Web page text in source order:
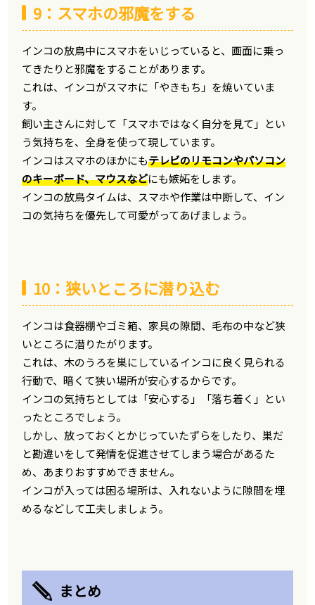
9：スマホの邪魔をする
インコの放鳥中にスマホをいじっていると、画面に乗っ
てきたりと邪魔をすることがあります。
これは、インコがスマホに「やきもち」を焼いていま
す。
飼い主さんに対して「スマホではなく自分を見て」とい
う気持ちを、全身を使って現しています。
インコはスマホのほかにもテレビのリモコンやパソコン
のキーボード、マウスなどにも嫉妬をします。
インコの放鳥タイムは、スマホや作業は中断して、イン
コの気持ちを優先して可愛がってあげましょう。
10：狭いところに潜り込む
インコは食器棚やゴミ箱、家具の隙間、毛布の中など狭
いところに潜りたがります。
これは、木のうろを巣にしているインコに良く見られる
行動で、暗くて狭い場所が安心するからです。
インコの気持ちとしては「安心する」「落ち着く」とい
ったところでしょう。
しかし、放っておくとかじっていたずらをしたり、巣だ
と勘違いをして発情を促進させてしまう場合があるた
め、あまりおすすめできません。
インコが入っては困る場所は、入れないように隙間を埋
めるなどして工夫しましょう。
まとめ